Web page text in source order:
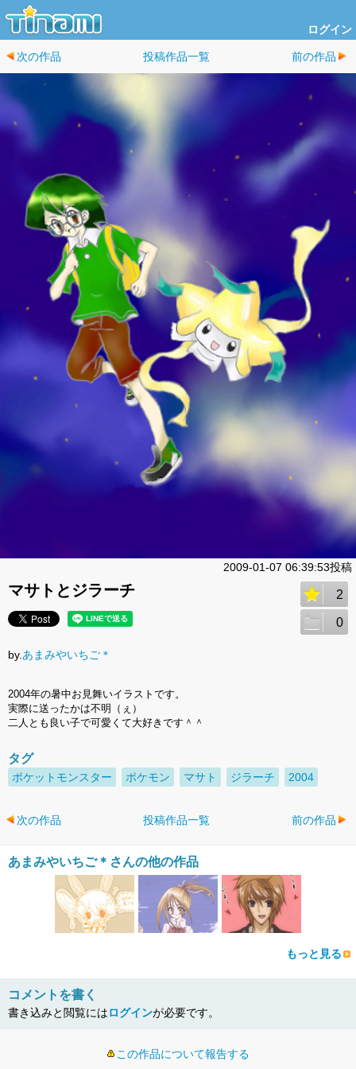
ログイン
次の作品 投稿作品一覧 前の作品
2009-01-07 06:39:53投稿
マサトとジラーチ 2
0
by. あまみやいちご＊
2004年の暑中お見舞いイラストです。
実際に送ったかは不明（ぇ）
二人とも良い子で可愛くて大好きです＾＾
タグ
ポケットモンスター ポケモン マサト ジラーチ 2004
次の作品 投稿作品一覧 前の作品
あまみやいちご＊さんの他の作品
もっと見る
コメントを書く
書き込みと閲覧にはログインが必要です。
この作品について報告する